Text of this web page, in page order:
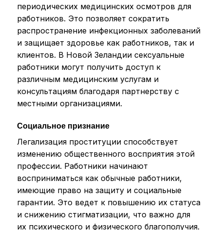
периодических медицинских осмотров для
работников. Это позволяет сократить
распространение инфекционных заболеваний
и защищает здоровье как работников, так и
клиентов. В Новой Зеландии сексуальные
работники могут получить доступ к
различным медицинским услугам и
консультациям благодаря партнерству с
местными организациями.
Социальное признание
Легализация проституции способствует
изменению общественного восприятия этой
профессии. Работники начинают
восприниматься как обычные работники,
имеющие право на защиту и социальные
гарантии. Это ведет к повышению их статуса
и снижению стигматизации, что важно для
их психического и физического благополучия.